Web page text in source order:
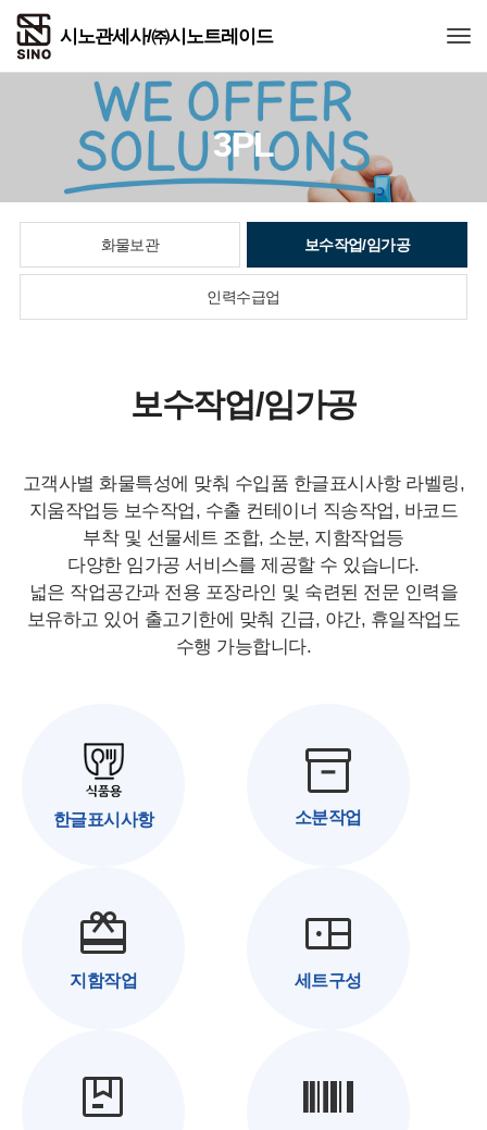
3PL
화물보관 보수작업/임가공
인력수급업
보수작업/임가공
고객사별 화물특성에 맞춰 수입품 한글표시사항 라벨링,
지움작업등 보수작업, 수출 컨테이너 직송작업, 바코드
부착 및 선물세트 조합, 소분, 지함작업등
다양한 임가공 서비스를 제공할 수 있습니다.
넓은 작업공간과 전용 포장라인 및 숙련된 전문 인력을
보유하고 있어 출고기한에 맞춰 긴급, 야간, 휴일작업도
수행 가능합니다.
한글표시사항
inventory_2
소분작업
redeem
지함작업
bento
세트구성
package barcode